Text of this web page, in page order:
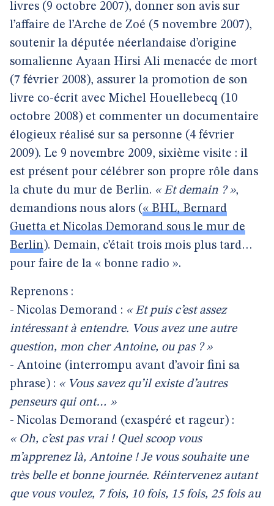
livres (9 octobre 2007), donner son avis sur
l’affaire de l’Arche de Zoé (5 novembre 2007),
soutenir la députée néerlandaise d’origine
somalienne Ayaan Hirsi Ali menacée de mort
(7 février 2008), assurer la promotion de son
livre co-écrit avec Michel Houellebecq (10
octobre 2008) et commenter un documentaire
élogieux réalisé sur sa personne (4 février
2009). Le 9 novembre 2009, sixième visite : il
est présent pour célébrer son propre rôle dans
la chute du mur de Berlin. « Et demain ? »,
demandions nous alors (« BHL, Bernard
Guetta et Nicolas Demorand sous le mur de
Berlin). Demain, c’était trois mois plus tard…
pour faire de la « bonne radio ».
Reprenons :
- Nicolas Demorand : « Et puis c’est assez
intéressant à entendre. Vous avez une autre
question, mon cher Antoine, ou pas ? »
- Antoine (interrompu avant d’avoir fini sa
phrase) : « Vous savez qu’il existe d’autres
penseurs qui ont… »
- Nicolas Demorand (exaspéré et rageur) :
« Oh, c’est pas vrai ! Quel scoop vous
m’apprenez là, Antoine ! Je vous souhaite une
très belle et bonne journée. Réintervenez autant
que vous voulez, 7 fois, 10 fois, 15 fois, 25 fois au